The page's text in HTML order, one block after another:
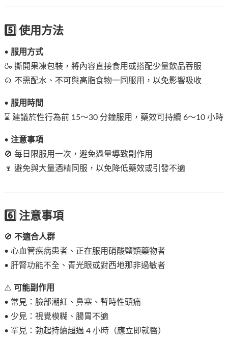
5️⃣ 使用方法
• 服用方式
🍶 撕開果凍包裝，將內容直接食用或搭配少量飲品吞服
🍲 不需配水、不可與高脂食物一同服用，以免影響吸收
• 服用時間
⌛ 建議於性行為前 15～30 分鐘服用，藥效可持續 6～10 小時
• 注意事項
🚫 每日限服用一次，避免過量導致副作用
🍷 避免與大量酒精同服，以免降低藥效或引發不適
6️⃣ 注意事項
🚫 不適合人群
• 心血管疾病患者、正在服用硝酸鹽類藥物者
• 肝腎功能不全、青光眼或對西地那非過敏者
⚠️ 可能副作用
• 常見：臉部潮紅、鼻塞、暫時性頭痛
• 少見：視覺模糊、腸胃不適
• 罕見：勃起持續超過 4 小時（應立即就醫）